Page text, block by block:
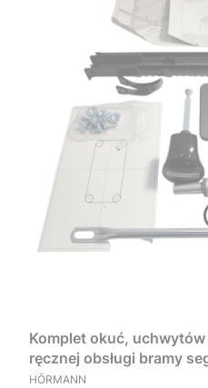
Komplet okuć,
ręcznej obsługi bramy
PRODUCENT
HÖRMANN